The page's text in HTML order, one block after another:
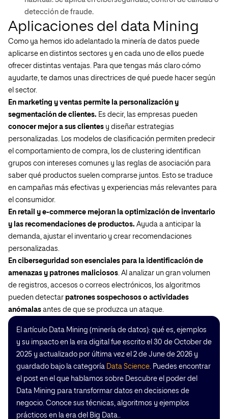
detección de fraude.
Aplicaciones del data Mining
Como ya hemos ido adelantado la minería de datos puede
aplicarse en distintos sectores y en cada uno de ellos puede
ofrecer distintas ventajas. Para que tengas más claro cómo
ayudarte, te damos unas directrices de qué puede hacer según
el sector.
En marketing y ventas permite la personalización y
segmentación de clientes. Es decir, las empresas pueden
conocer mejor a sus clientes y diseñar estrategias
personalizadas. Los modelos de clasificación permiten predecir
el comportamiento de compra, los de clustering identifican
grupos con intereses comunes y las reglas de asociación para
saber qué productos suelen comprarse juntos. Esto se traduce
en campañas más efectivas y experiencias más relevantes para
el consumidor.
En retail y e-commerce mejoran la optimización de inventario
y las recomendaciones de productos. Ayuda a anticipar la
demanda, ajustar el inventario y crear recomendaciones
personalizadas.
En ciberseguridad son esenciales para la identificación de
amenazas y patrones maliciosos. Al analizar un gran volumen
de registros, accesos o correos electrónicos, los algoritmos
pueden detectar patrones sospechosos o actividades
anómalas antes de que se produzca un ataque.
El artículo Data Mining (minería de datos): qué es, ejemplos
y su impacto en la era digital fue escrito el 30 de October de
2025 y actualizado por última vez el 2 de June de 2026 y
guardado bajo la categoría Data Science. Puedes encontrar
el post en el que hablamos sobre Descubre el poder del
Data Mining para transformar datos en decisiones de
negocio. Conoce sus técnicas, algoritmos y ejemplos
prácticos en la era del Big Data..